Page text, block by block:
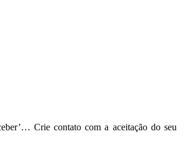
Crie contato com a aceitação do seu